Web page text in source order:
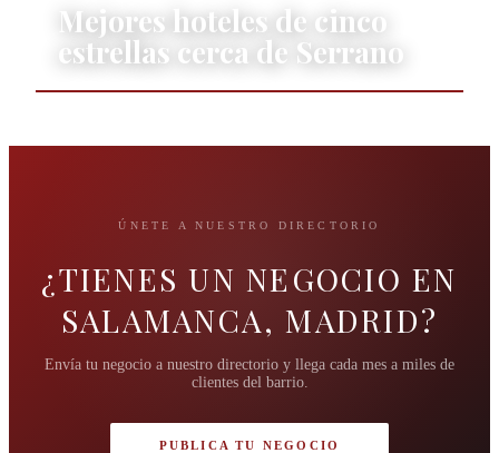
Mejores hoteles de cinco
estrellas cerca de Serrano
ÚNETE A NUESTRO DIRECTORIO
¿TIENES UN NEGOCIO EN
SALAMANCA, MADRID?
Envía tu negocio a nuestro directorio y llega cada mes a miles de
clientes del barrio.
PUBLICA TU NEGOCIO